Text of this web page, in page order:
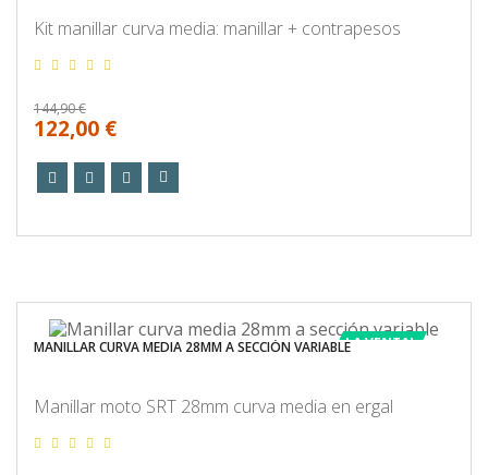
Kit manillar curva media: manillar + contrapesos
144,90 €
122,00 €
LA VENTA!
MANILLAR CURVA MEDIA 28MM A SECCIÓN VARIABLE
Manillar moto SRT 28mm curva media en ergal